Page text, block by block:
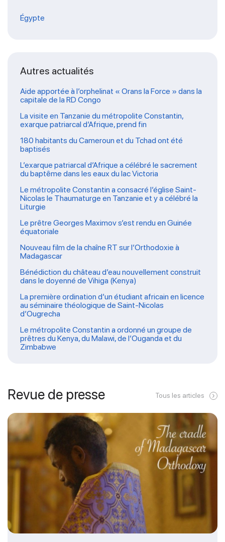
Égypte
Autres actualités
Aide apportée à l’orphelinat « Orans la Force » dans la
capitale de la RD Congo
La visite en Tanzanie du métropolite Constantin,
exarque patriarcal d’Afrique, prend fin
180 habitants du Cameroun et du Tchad ont été
baptisés
L’exarque patriarcal d’Afrique a célébré le sacrement
du baptême dans les eaux du lac Victoria
Le métropolite Constantin a consacré l’église Saint-
Nicolas le Thaumaturge en Tanzanie et y a célébré la
Liturgie
Le prêtre Georges Maximov s’est rendu en Guinée
équatoriale
Nouveau film de la chaîne RT sur l’Orthodoxie à
Madagascar
Bénédiction du château d’eau nouvellement construit
dans le doyenné de Vihiga (Kenya)
La première ordination d’un étudiant africain en licence
au séminaire théologique de Saint-Nicolas
d’Ougrecha
Le métropolite Constantin a ordonné un groupe de
prêtres du Kenya, du Malawi, de l’Ouganda et du
Zimbabwe
Revue de presse Tous les articles